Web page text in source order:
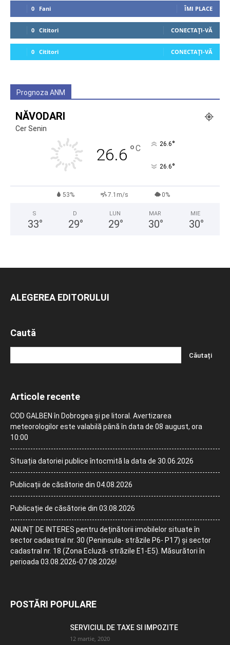
0 Fani ÎMI PLACE
0 Cititori CONECTAȚI-VĂ
0 Cititori CONECTAȚI-VĂ
Prognoza ANM
NĂVODARI
Cer Senin
26.6 °C 26.6°
26.6°
53% 7.1m/s 0%
S
33°
D
29°
LUN
29°
MAR
30°
MIE
30°
ALEGEREA EDITORULUI
Caută
Articole recente
COD GALBEN în Dobrogea și pe litoral. Avertizarea
meteorologilor este valabilă până în data de 08 august, ora
10:00
Situația datoriei publice întocmită la data de 30.06.2026
Publicații de căsătorie din 04.08.2026
Publicație de căsătorie din 03.08.2026
ANUNȚ DE INTERES pentru deținătorii imobilelor situate în
sector cadastral nr. 30 (Peninsula- străzile P6- P17) și sector
cadastral nr. 18 (Zona Ecluză- străzile E1-E5). Măsurători în
perioada 03.08.2026-07.08.2026!
POSTĂRI POPULARE
SERVICIUL DE TAXE SI IMPOZITE
12 martie, 2020